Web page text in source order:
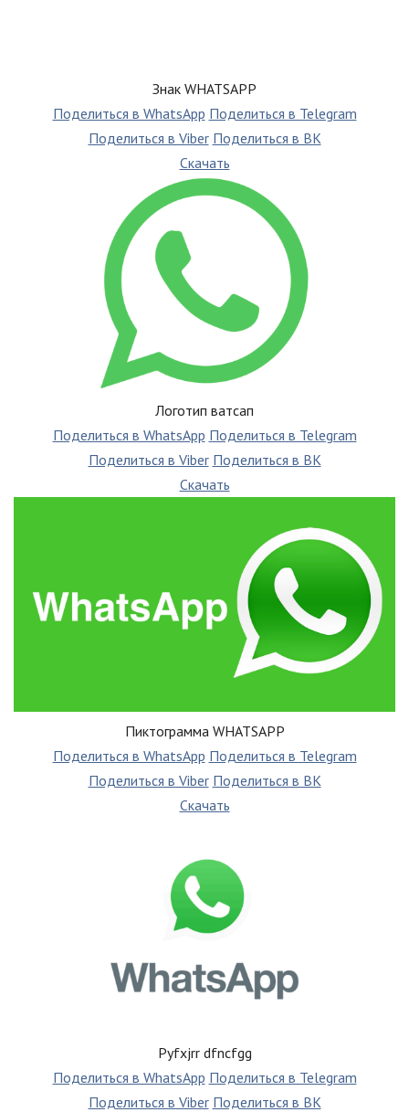
Знак WHATSAPP
Поделиться в WhatsApp Поделиться в Telegram
Поделиться в Viber Поделиться в ВК
Скачать
Логотип ватсап
Поделиться в WhatsApp Поделиться в Telegram
Поделиться в Viber Поделиться в ВК
Скачать
Пиктограмма WHATSAPP
Поделиться в WhatsApp Поделиться в Telegram
Поделиться в Viber Поделиться в ВК
Скачать
Pyfxjrr dfncfgg
Поделиться в WhatsApp Поделиться в Telegram
Поделиться в Viber Поделиться в ВК